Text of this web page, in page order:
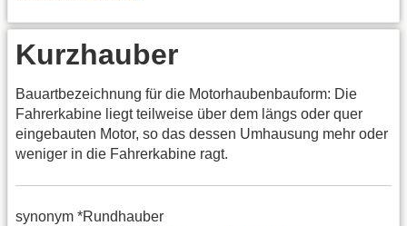
Kurzhauber
Bauartbezeichnung für die Motorhaubenbauform: Die
Fahrerkabine liegt teilweise über dem längs oder quer
eingebauten Motor, so das dessen Umhausung mehr oder
weniger in die Fahrerkabine ragt.
synonym *Rundhauber